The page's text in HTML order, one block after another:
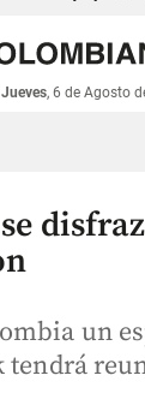
Jueves, 6 de Agosto
un
tendrá